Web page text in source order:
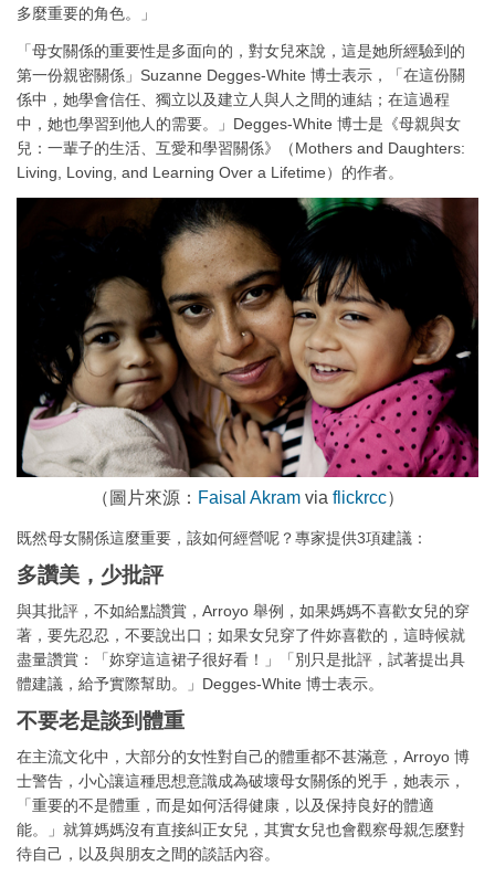
多麼重要的角色。」
「母女關係的重要性是多面向的，對女兒來說，這是她所經驗到的
第一份親密關係」Suzanne Degges-White 博士表示，「在這份關
係中，她學會信任、獨立以及建立人與人之間的連結；在這過程
中，她也學習到他人的需要。」Degges-White 博士是《母親與女
兒：一輩子的生活、互愛和學習關係》（Mothers and Daughters:
Living, Loving, and Learning Over a Lifetime）的作者。
（圖片來源： Faisal Akramvia flickrcc）
既然母女關係這麼重要，該如何經營呢？專家提供3項建議：
多讚美，少批評
與其批評，不如給點讚賞，Arroyo 舉例，如果媽媽不喜歡女兒的穿
著，要先忍忍，不要說出口；如果女兒穿了件妳喜歡的，這時候就
盡量讚賞：「妳穿這這裙子很好看！」「別只是批評，試著提出具
體建議，給予實際幫助。」Degges-White 博士表示。
不要老是談到體重
在主流文化中，大部分的女性對自己的體重都不甚滿意，Arroyo 博
士警告，小心讓這種思想意識成為破壞母女關係的兇手，她表示，
「重要的不是體重，而是如何活得健康，以及保持良好的體適
能。」就算媽媽沒有直接糾正女兒，其實女兒也會觀察母親怎麼對
待自己，以及與朋友之間的談話內容。